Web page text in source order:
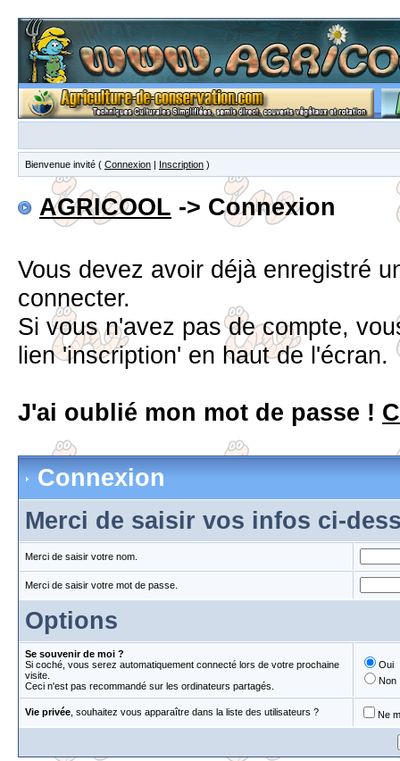
Bienvenue invité ( Connexion | Inscription )
AGRICOOL -> Connexion
Vous devez avoir déjà enregistré
connecter.
Si vous n'avez pas de compte,
lien 'inscription' en haut de l'écran.
J'ai oublié mon mot de passe !
Connexion
Merci de saisir vos infos ci-
Merci de saisir votre nom.
Merci de saisir votre mot de passe.
Options
Se souvenir de moi ?
Si coché, vous serez automatiquement connecté lors de votre prochaine
visite.
Ceci n'est pas recommandé sur les ordinateurs partagés.
Oui
Non
Vie privée , souhaitez vous apparaître dans la liste des utilisateurs ? Ne